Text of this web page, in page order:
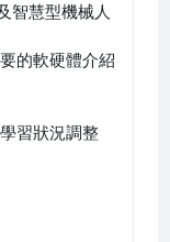
智慧型機械人
的軟硬體介紹
習狀況調整